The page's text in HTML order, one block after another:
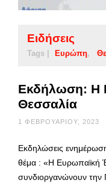
Ειδήσεις
Tags | Ευρώπη
Εκδήλωση: Η
Θεσσαλία
1 ΦΕΒΡΟΥΑΡΊΟΥ, 2023
Eκδηλώσεις
θέμα : «Η Ευρωπαϊκή
συνδιοργανώνουν